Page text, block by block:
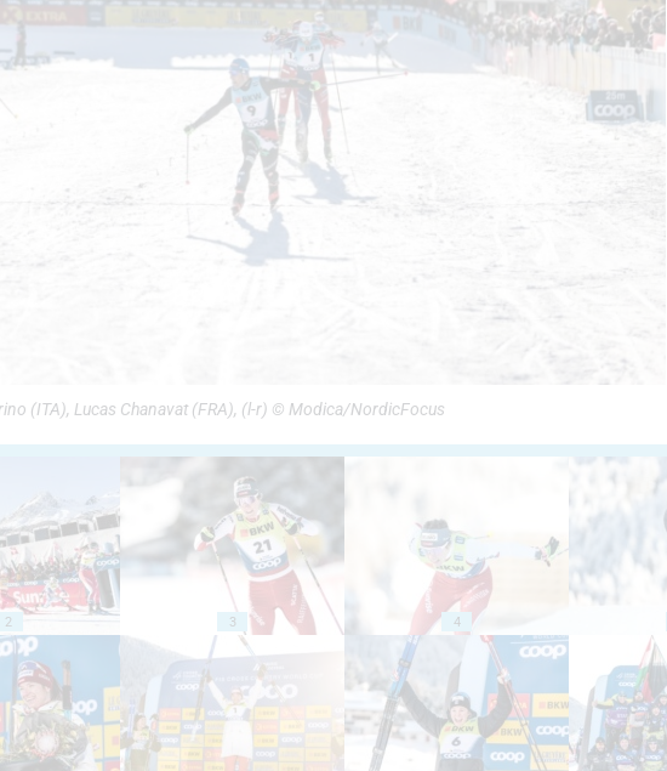
(ITA), Lucas Chanavat (FRA), (l-r) © Modica/NordicFocus
2 3 4